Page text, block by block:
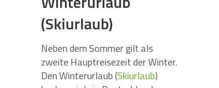
(Skiurlaub)
Neben dem Sommer gilt als
zweite Hauptreisezeit der Winter.
Den Winterurlaub (Skiurlaub)